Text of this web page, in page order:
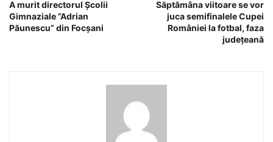
A murit directorul Școlii
Gimnaziale ”Adrian
Păunescu” din Focșani
Săptămâna viitoare se vor
juca semifinalele Cupei
României la fotbal, faza
județeană